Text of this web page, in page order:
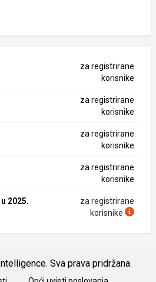
za registrirane
korisnike
za registrirane
korisnike
za registrirane
korisnike
za registrirane
korisnike
2025.
za registrirane
korisnike
Sva prava pridržana.